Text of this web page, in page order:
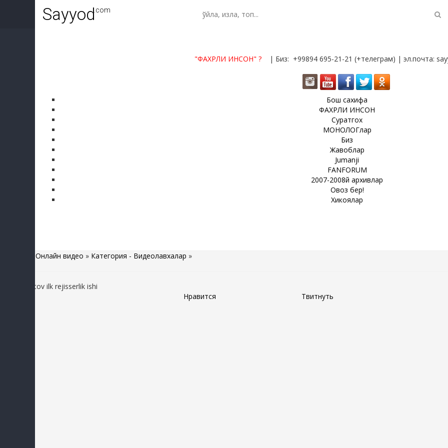
Sayyod.com
"ФАХРЛИ ИНСОН"? | Биз: +99894 695-21-21 (+телеграм) | эл.почта:
Бош сахифа
ФАХРЛИ ИНСОН
Суратгох
МОНОЛОГлар
Биз
Жавоблар
Jumanji
FANFORUM
2007-2008й архивлар
Овоз бер!
Хикоялар
Онлайн видео » Категория - Видеолавхалар »
Aziz Rametov ilk rejisserlik ishi
Нравится
Твитнуть